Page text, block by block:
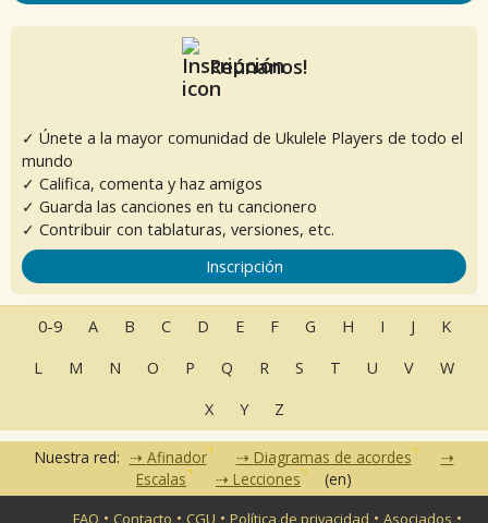
Reúnanos!
✓ Únete a la mayor comunidad de Ukulele Players de todo el
mundo
✓ Califica, comenta y haz amigos
✓ Guarda las canciones en tu cancionero
✓ Contribuir con tablaturas, versiones, etc.
Inscripción
0-9 A B C D E F G H I J
K
L
M N O P Q R S T U V
W
X
Y Z
Nuestra red: Afinador
Diagramas de acordes
Escalas
Lecciones (en)
FAQ • Contacto • CGU •Política de privacidad •Asociados •